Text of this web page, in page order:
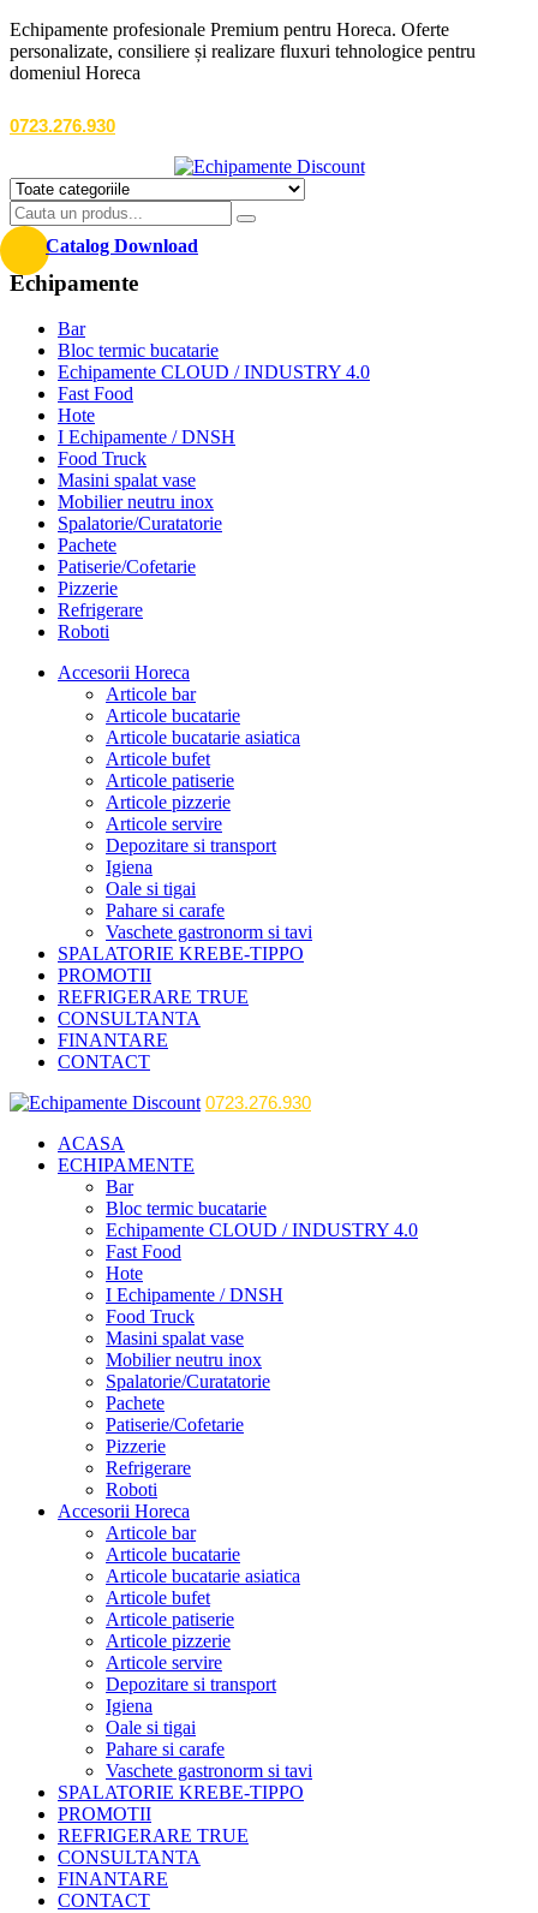
Echipamente profesionale Premium pentru Horeca. Oferte
personalizate, consiliere și realizare fluxuri tehnologice pentru
domeniul Horeca
0723.276.930
Catalog Download
Echipamente
Bar
Bloc termic bucatarie
Echipamente CLOUD / INDUSTRY 4.0
Fast Food
Hote
I Echipamente / DNSH
Food Truck
Masini spalat vase
Mobilier neutru inox
Spalatorie/Curatatorie
Pachete
Patiserie/Cofetarie
Pizzerie
Refrigerare
Roboti
Accesorii Horeca
Articole bar
Articole bucatarie
Articole bucatarie asiatica
Articole bufet
Articole patiserie
Articole pizzerie
Articole servire
Depozitare si transport
Igiena
Oale si tigai
Pahare si carafe
Vaschete gastronorm si tavi
SPALATORIE KREBE-TIPPO
PROMOTII
REFRIGERARE TRUE
CONSULTANTA
FINANTARE
CONTACT
0723.276.930
ACASA
ECHIPAMENTE
Bar
Bloc termic bucatarie
Echipamente CLOUD / INDUSTRY 4.0
Fast Food
Hote
I Echipamente / DNSH
Food Truck
Masini spalat vase
Mobilier neutru inox
Spalatorie/Curatatorie
Pachete
Patiserie/Cofetarie
Pizzerie
Refrigerare
Roboti
Accesorii Horeca
Articole bar
Articole bucatarie
Articole bucatarie asiatica
Articole bufet
Articole patiserie
Articole pizzerie
Articole servire
Depozitare si transport
Igiena
Oale si tigai
Pahare si carafe
Vaschete gastronorm si tavi
SPALATORIE KREBE-TIPPO
PROMOTII
REFRIGERARE TRUE
CONSULTANTA
FINANTARE
CONTACT